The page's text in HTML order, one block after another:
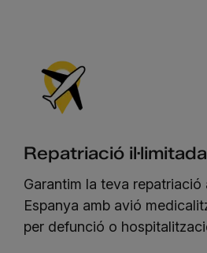
Repatriació il·limitada
Garantim la teva repatriació
Espanya amb avió
per defunció o